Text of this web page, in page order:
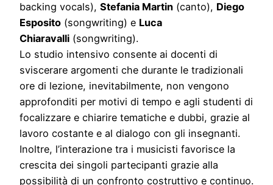
backing vocals), Stefania Martin (canto), Diego
Esposito (songwriting) e Luca
Chiaravalli (songwriting).
Lo studio intensivo consente ai docenti di
sviscerare argomenti che durante le tradizionali
ore di lezione, inevitabilmente, non vengono
approfonditi per motivi di tempo e agli studenti di
focalizzare e chiarire tematiche e dubbi, grazie al
lavoro costante e al dialogo con gli insegnanti.
Inoltre, l’interazione tra i musicisti favorisce la
crescita dei singoli partecipanti grazie alla
possibilità di un confronto costruttivo e continuo.